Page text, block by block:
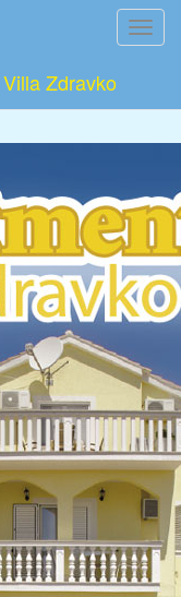
Zdravko